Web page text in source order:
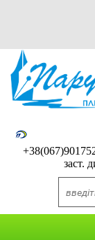
заст.